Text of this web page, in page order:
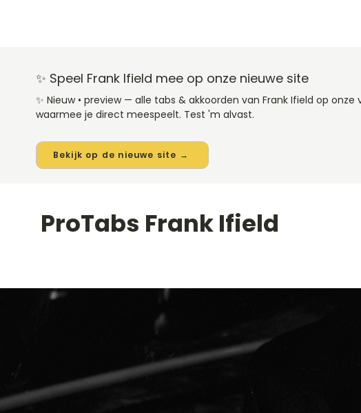
✨ Speel Frank Ifield mee op onze nieuwe site
✨ Nieuw • preview — alle tabs & akkoorden van Frank Ifield op
waarmee je direct meespeelt. Test 'm alvast.
Bekijk op de nieuwe site →
ProTabs Frank Ifield